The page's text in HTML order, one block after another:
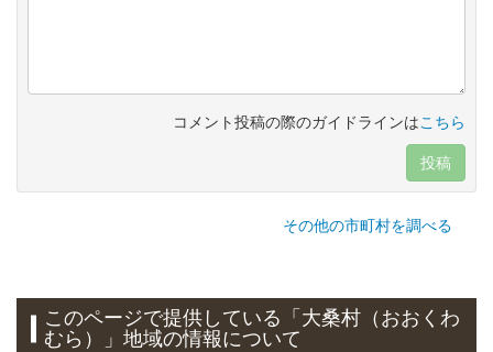
コメント投稿の際のガイドラインはこちら
投稿
その他の市町村を調べる
このページで提供している 「大桑村（おおくわ
むら）」地域の情報について